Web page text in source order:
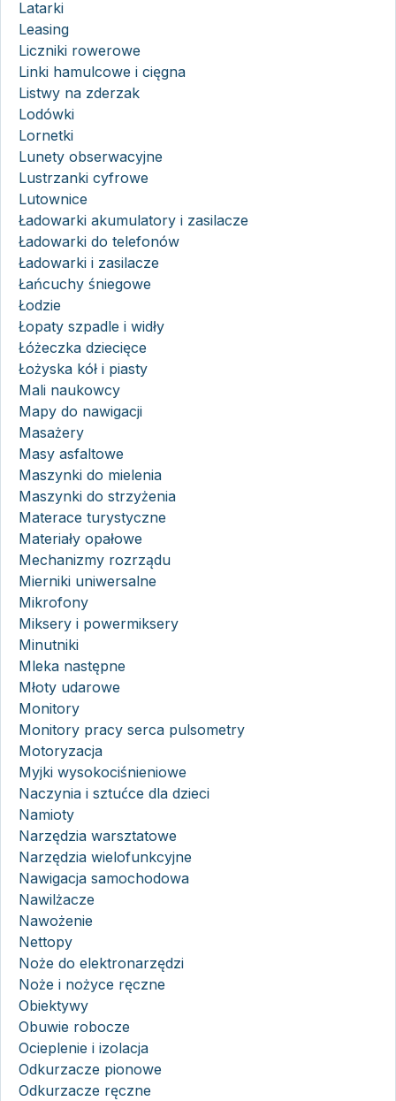
Latarki
Leasing
Liczniki rowerowe
Linki hamulcowe i cięgna
Listwy na zderzak
Lodówki
Lornetki
Lunety obserwacyjne
Lustrzanki cyfrowe
Lutownice
Ładowarki akumulatory i zasilacze
Ładowarki do telefonów
Ładowarki i zasilacze
Łańcuchy śniegowe
Łodzie
Łopaty szpadle i widły
Łóżeczka dziecięce
Łożyska kół i piasty
Mali naukowcy
Mapy do nawigacji
Masażery
Masy asfaltowe
Maszynki do mielenia
Maszynki do strzyżenia
Materace turystyczne
Materiały opałowe
Mechanizmy rozrządu
Mierniki uniwersalne
Mikrofony
Miksery i powermiksery
Minutniki
Mleka następne
Młoty udarowe
Monitory
Monitory pracy serca pulsometry
Motoryzacja
Myjki wysokociśnieniowe
Naczynia i sztućce dla dzieci
Namioty
Narzędzia warsztatowe
Narzędzia wielofunkcyjne
Nawigacja samochodowa
Nawilżacze
Nawożenie
Nettopy
Noże do elektronarzędzi
Noże i nożyce ręczne
Obiektywy
Obuwie robocze
Ocieplenie i izolacja
Odkurzacze pionowe
Odkurzacze ręczne